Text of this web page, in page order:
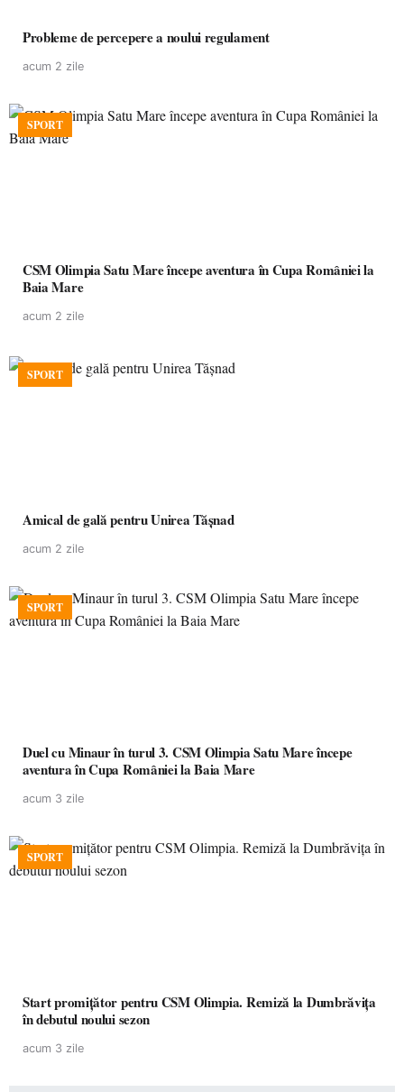
Probleme de percepere a noului regulament
acum 2 zile
SPORT
CSM Olimpia Satu Mare începe aventura în Cupa României la
Baia Mare
acum 2 zile
SPORT
Amical de gală pentru Unirea Tășnad
acum 2 zile
SPORT
Duel cu Minaur în turul 3. CSM Olimpia Satu Mare începe
aventura în Cupa României la Baia Mare
acum 3 zile
SPORT
Start promițător pentru CSM Olimpia. Remiză la Dumbrăvița
în debutul noului sezon
acum 3 zile